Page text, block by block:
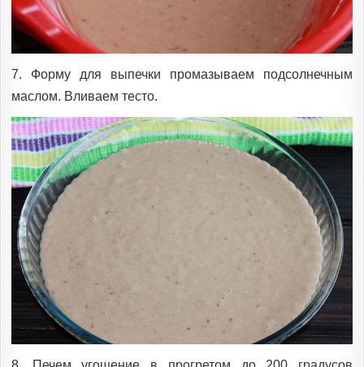
7. Форму для выпечки промазываем подсолнечным
маслом. Вливаем тесто.